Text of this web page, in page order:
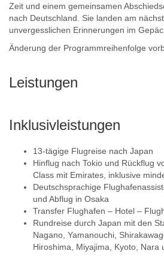
Zeit und einem gemeinsamen
nach Deutschland. Sie landen am
unvergesslichen Erinnerungen im
Änderung der Programmreihenfolge
Leistungen
Inklusivleistungen
13-tägige Flugreise nach Japan
Hinflug nach Tokio und Rückflug
Class mit Emirates, inklusive
Deutschsprachige
und Abflug in Osaka
Transfer Flughafen – Hotel –
Rundreise durch Japan mit den
Nagano, Yamanouchi,
Hiroshima, Miyajima, Kyoto, Nara